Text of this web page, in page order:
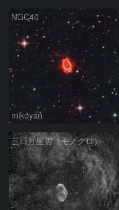
NGC40
mikoyan
三日月星雲（モノクロ）